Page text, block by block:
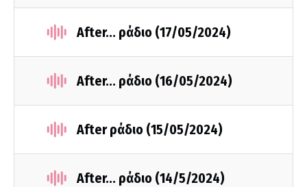
After... ράδιο (17/05/2024)
After... ράδιο (16/05/2024)
After ράδιο (15/05/2024)
After... ράδιο (14/5/2024)